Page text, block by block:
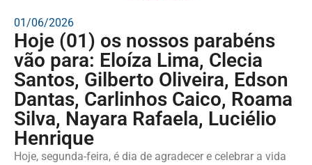
01/06/2026
Hoje (01) os nossos parabéns
vão para: Eloíza Lima, Clecia
Santos, Gilberto Oliveira, Edson
Dantas, Carlinhos Caico, Roama
Silva, Nayara Rafaela, Luciélio
Henrique
Hoje, segunda-feira, é dia de agradecer e celebrar a vida